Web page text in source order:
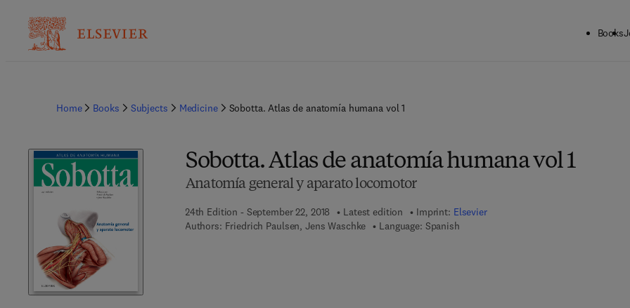
Books
Home Books Subjects Medicine Sobotta. Atlas de anatomía humana vol 1
Sobotta. Atlas de anatomía humana vol 1
Anatomía general y aparato locomotor
24th Edition - September 22, 2018 Latest edition Imprint: Elsevier
Authors: Friedrich Paulsen, Jens Waschke Language: Spanish